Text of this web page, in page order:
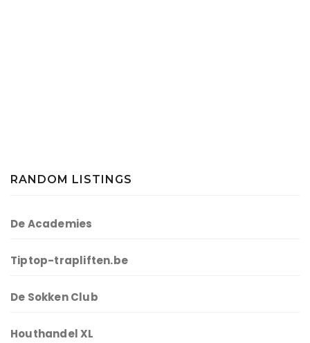
RANDOM LISTINGS
De Academies
Tiptop-trapliften.be
De Sokken Club
Houthandel XL